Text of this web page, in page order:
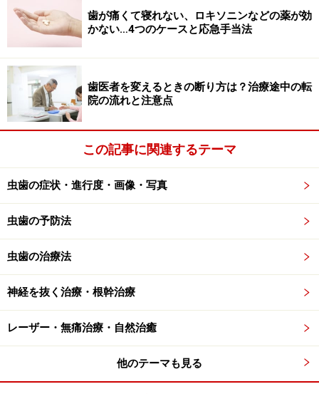
■末期のくさび状欠損の治療法
いてから歯を金属やセラミックなどでかぶせて形を取り
戻します。
楔状欠損は、かみ合わせの衝撃を歯の許容範囲に収めら
れるように、負担になっている歯の形態の修正すること
ます。そのため、歯と歯茎の境目のすり減りが気になり
だしたら、定期的にかかりつけの歯科医院でチェックし
【関連記事】
歯周病を骨髄炎まで悪化させてしまう人の共通点
虫歯・口内炎・口臭を招く「隠れドライマウス」の原
因・対処法
保険適用で奥歯を白い歯へ！ 保険改正で拡大された点・
歯が痛くて寝れない、ロキソニンなどの薬が効
かない…4つのケースと応急手当法
歯医者を変えるときの断り方は？治療途中の転
院の流れと注意点
この記事に関連するテーマ
虫歯の症状・進行度・画像・写真
虫歯の予防法
虫歯の治療法
神経を抜く治療・根幹治療
レーザー・無痛治療・自然治癒
他のテーマも見る